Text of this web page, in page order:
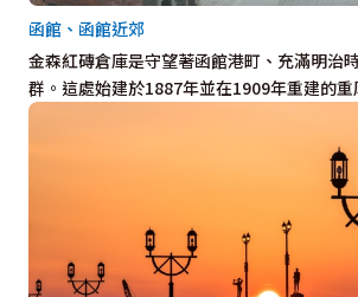
金森紅磚倉庫是守望著函館港町、充滿明治
群。這處始建於1887年並在1909年重建的
函館、函館近郊